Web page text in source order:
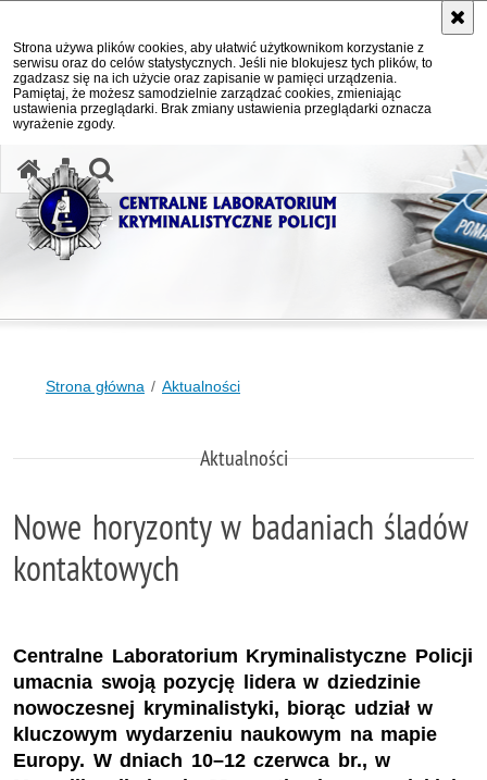
Strona używa plików cookies, aby ułatwić użytkownikom korzystanie z
serwisu oraz do celów statystycznych. Jeśli nie blokujesz tych plików, to
zgadzasz się na ich użycie oraz zapisanie w pamięci urządzenia.
Pamiętaj, że możesz samodzielnie zarządzać cookies, zmieniając
ustawienia przeglądarki. Brak zmiany ustawienia przeglądarki oznacza
wyrażenie zgody.
Strona główna Aktualności
Aktualności
Nowe horyzonty w badaniach śladów
kontaktowych
Centralne Laboratorium Kryminalistyczne Policji
umacnia swoją pozycję lidera w dziedzinie
nowoczesnej kryminalistyki, biorąc udział w
kluczowym wydarzeniu naukowym na mapie
Europy. W dniach 10–12 czerwca br., w